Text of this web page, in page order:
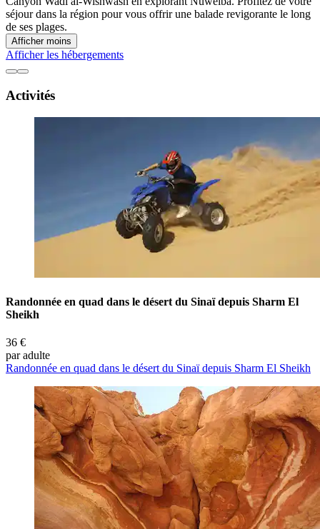
séjour dans la région pour vous offrir une balade revigorante le long
de ses plages.
Afficher moins
Afficher les hébergements
Activités
Randonnée en quad dans le désert du Sinaï depuis Sharm El
Sheikh
36 €
par adulte
Randonnée en quad dans le désert du Sinaï depuis Sharm El Sheikh